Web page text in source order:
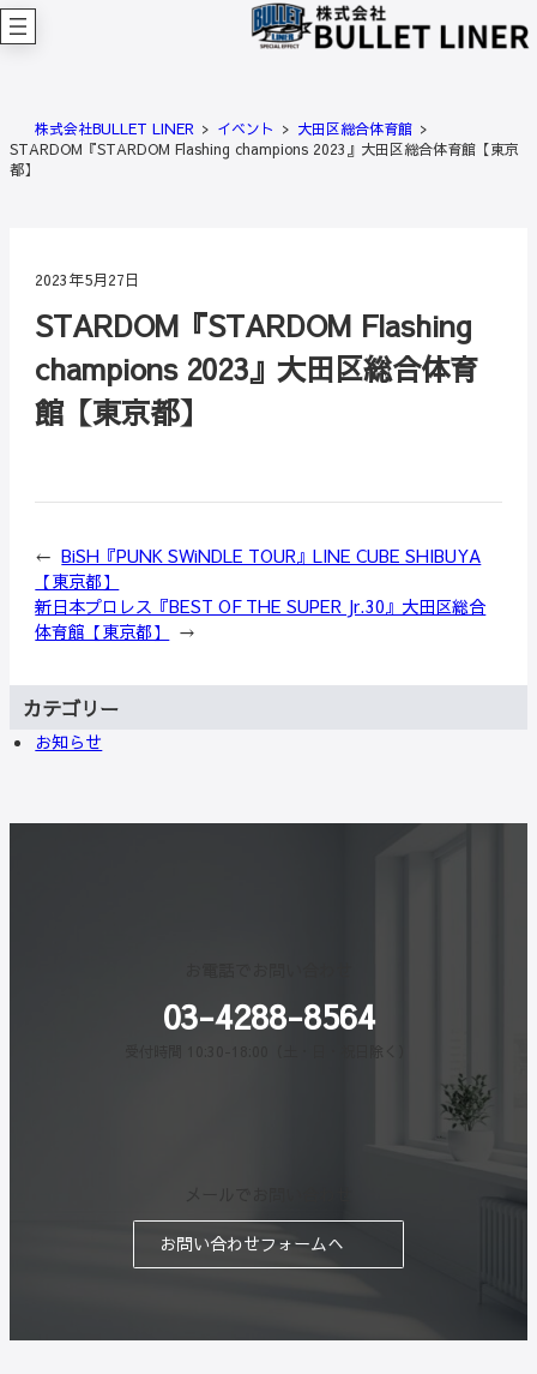
内
容
ッ
プ
株式会社BULLET LINER イベント
大田区総合体育館
STARDOM『STARDOM Flashing champions 2023』大田区総合体育館【東京
都】
2023年5月27日
STARDOM『STARDOM Flashing
champions 2023』大田区総合体育
館【東京都】
← BiSH『PUNK SWiNDLE TOUR』LINE CUBE SHIBUYA
【東京都】
新日本プロレス『BEST OF THE SUPER Jr.30』大田区総合
体育館【東京都】
→
カテゴリー
お知らせ
03-4288-8564
受付時間 10:30-18:00（土・日・祝日除く）
お問い合わせフォームへ